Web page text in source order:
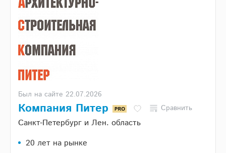
Был на сайте 22.07.2026
Компания Питер Сравнить
Санкт-Петербург и Лен. область
20 лет на рынке